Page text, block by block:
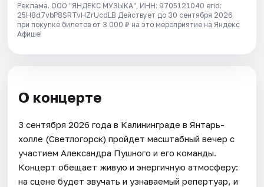
Реклама. ООО "ЯНДЕКС МУЗЫКА", ИНН: 9705121040 erid:
25H8d7vbP8SRTvHZrUcdLB Действует до 30 сентября 2026
при покупке билетов от 3 000 ₽ на это мероприятие на Яндекс
Афише!
О концерте
3 сентября 2026 года в Калининграде в Янтарь-
холле (Светлогорск) пройдет масштабный вечер с
участием Александра Пушного и его команды.
Концерт обещает живую и энергичную атмосферу:
на сцене будет звучать и узнаваемый репертуар, и